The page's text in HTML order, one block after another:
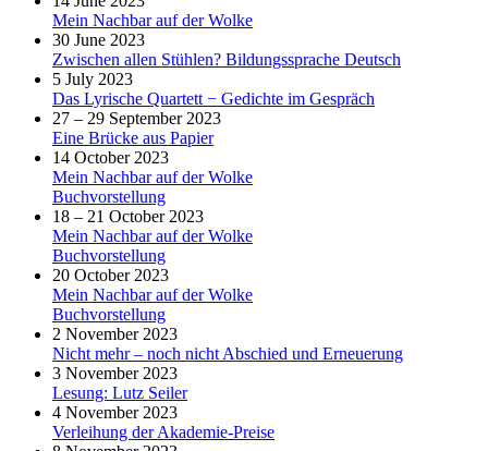
Mein Nachbar auf der Wolke
30 June 2023
Zwischen allen Stühlen? Bildungssprache Deutsch
5 July 2023
Das Lyrische Quartett − Gedichte im Gespräch
27 – 29 September 2023
Eine Brücke aus Papier
14 October 2023
Mein Nachbar auf der Wolke
Buchvorstellung
18 – 21 October 2023
Mein Nachbar auf der Wolke
Buchvorstellung
20 October 2023
Mein Nachbar auf der Wolke
Buchvorstellung
2 November 2023
Nicht mehr – noch nicht Abschied und Erneuerung
3 November 2023
Lesung: Lutz Seiler
4 November 2023
Verleihung der Akademie-Preise